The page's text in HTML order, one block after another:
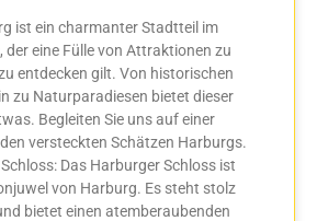
ist ein charmanter Stadtteil im
der eine Fülle von Attraktionen zu
entdecken gilt. Von historischen
zu Naturparadiesen bietet dieser
Begleiten Sie uns auf einer
versteckten Schätzen Harburgs.
Das Harburger Schloss ist
von Harburg. Es steht stolz
bietet einen atemberaubenden